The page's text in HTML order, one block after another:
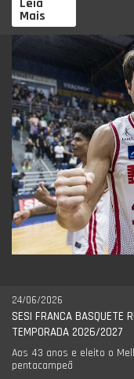
Leia
Mais
24/06/2026
SESI FRANCA BASQUETE
TEMPORADA 2026/2027
Aos 43 anos e eleito o
pentacampeã